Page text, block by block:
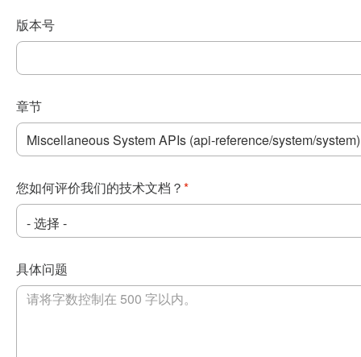
版本号
章节
您如何评价我们的技术文档？ *
具体问题